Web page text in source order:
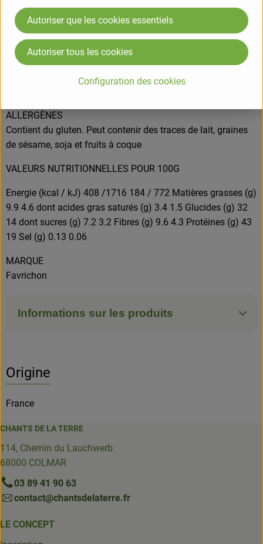
blé *, riz* complet, farine de sarrasin*), flocons de soja *
15%, pépites de chocolat * 10% (pâte de cacao *, sucre de
canne *, beurre de cacao *), cacao * en poudre, amandes *
effilées 3%, sucre de canne * non raffiné, extraits de vanille *,
chocolat * sucre de canne *, pâte de cacao *, beurre de
ALLERGÈNES
Contient du gluten. Peut contenir des traces de lait, graines
de sésame, soja et fruits à coque
VALEURS NUTRITIONNELLES POUR 100G
Energie (kcal / kJ) 408 /1716 184 / 772 Matières grasses (g)
9.9 4.6 dont acides gras saturés (g) 3.4 1.5 Glucides (g) 32
14 dont sucres (g) 7.2 3.2 Fibres (g) 9.6 4.3 Protéines (g) 43
19 Sel (g) 0.13 0.06
MARQUE
Favrichon
Informations sur les produits
Origine
France
CHANTS DE LA TERRE
114, Chemin du Lauchwerb
68000 COLMAR
03 89 41 90 63
contact@chantsdelaterre.fr
LE CONCEPT
Configuration des cookies
Autoriser que les cookies essentiels
Autoriser tous les cookies